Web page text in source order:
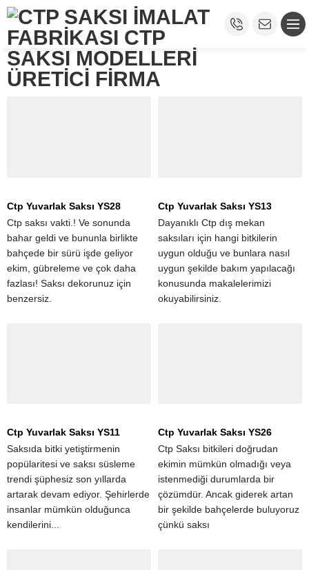
Ctp Yuvarlak Saksı YS28
Ctp saksı vakti.! Ve sonunda
bahar geldi ve bununla birlikte
bahçede bir sürü işde geliyor
ekim, gübreleme ve çok daha
fazlası! Saksı dekorunuz için
benzersiz.
Ctp Yuvarlak Saksı YS13
Dayanıklı Ctp dış mekan
saksıları için hangi bitkilerin
uygun olduğu ve bunlara nasıl
uygun şekilde bakım yapılacağı
konusunda makalelerimizi
okuyabilirsiniz.
Ctp Yuvarlak Saksı YS11
Saksıda bitki yetiştirmenin
popülaritesi ve saksı süsleme
trendi şüphesiz son yıllarda
artarak devam ediyor. Şehirlerde
insanlar mümkün olduğunca
kendilerini...
Ctp Yuvarlak Saksı YS26
Ctp Saksı bitkileri doğrudan
ekimin mümkün olmadığı veya
istenmediği durumlarda bir
çözümdür. Ancak giderek artan
bir şekilde bahçelerde buluyoruz
çünkü saksı